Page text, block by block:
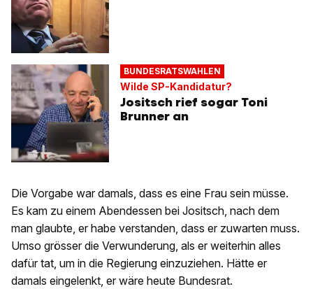
BUNDESRATSWAHLEN
Wilde SP-Kandidatur?
Jositsch rief sogar Toni
Brunner an
Die Vorgabe war damals, dass es eine Frau sein müsse.
Es kam zu einem Abendessen bei Jositsch, nach dem
man glaubte, er habe verstanden, dass er zuwarten muss.
Umso grösser die Verwunderung, als er weiterhin alles
dafür tat, um in die Regierung einzuziehen. Hätte er
damals eingelenkt, er wäre heute Bundesrat.